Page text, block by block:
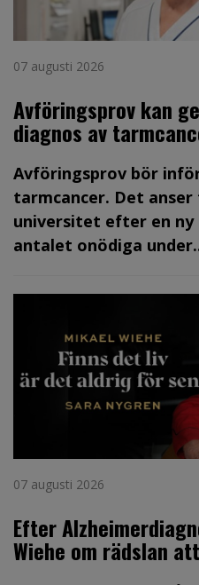
07 augusti 2026
Avföringsprov kan
diagnos av
Avföringsprov bör
tarmcancer. Det
universitet efter en ny
antalet onödiga
07 augusti 2026
Efter
Wiehe om rädslan